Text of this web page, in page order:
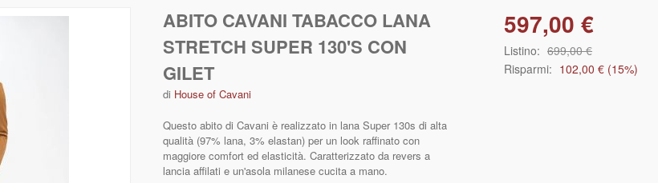
ABITO CAVANI TABACCO LANA
STRETCH SUPER 130'S CON
GILET
di House of Cavani
Questo abito di Cavani è realizzato in lana Super 130s di alta
qualità (97% lana, 3% elastan) per un look raffinato con
maggiore comfort ed elasticità. Caratterizzato da revers a
lancia affilati e un'asola milanese cucita a mano.
597,00 €
Listino: 699,00 €
Risparmi: 102,00 € (15%)